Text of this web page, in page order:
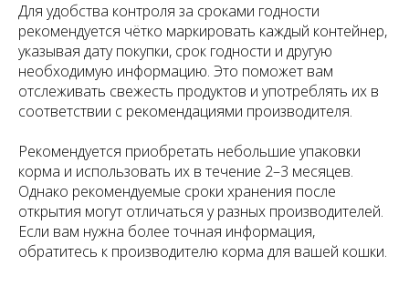
Для удобства контроля за сроками годности
рекомендуется чётко маркировать каждый контейнер,
указывая дату покупки, срок годности и другую
необходимую информацию. Это поможет вам
отслеживать свежесть продуктов и употреблять их в
соответствии с рекомендациями производителя.
Рекомендуется приобретать небольшие упаковки
корма и использовать их в течение 2–3 месяцев.
Однако рекомендуемые сроки хранения после
открытия могут отличаться у разных производителей.
Если вам нужна более точная информация,
обратитесь к производителю корма для вашей кошки.